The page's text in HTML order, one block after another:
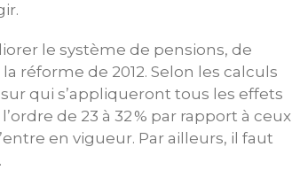
le système de pensions, de
réforme de 2012. Selon les calculs
qui s’appliqueront tous les effets
de 23 à 32 % par rapport à ceux
en vigueur. Par ailleurs, il faut